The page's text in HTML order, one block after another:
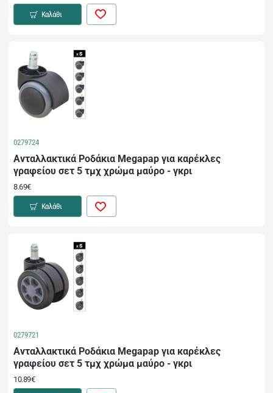
Καλάθι
0279724
Ανταλλακτικά Ροδάκια Megapap για καρέκλες
γραφείου σετ 5 τμχ χρώμα μαύρο - γκρι
8.69€
Καλάθι
0279721
Ανταλλακτικά Ροδάκια Megapap για καρέκλες
γραφείου σετ 5 τμχ χρώμα μαύρο - γκρι
10.89€